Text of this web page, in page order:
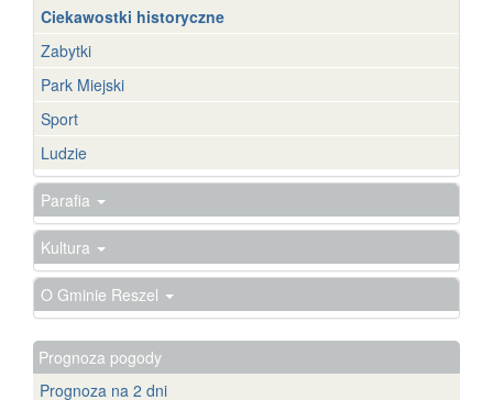
Ciekawostki historyczne
Zabytki
Park Miejski
Sport
Ludzie
Parafia
Kultura
O Gminie Reszel
Prognoza pogody
Prognoza na 2 dni